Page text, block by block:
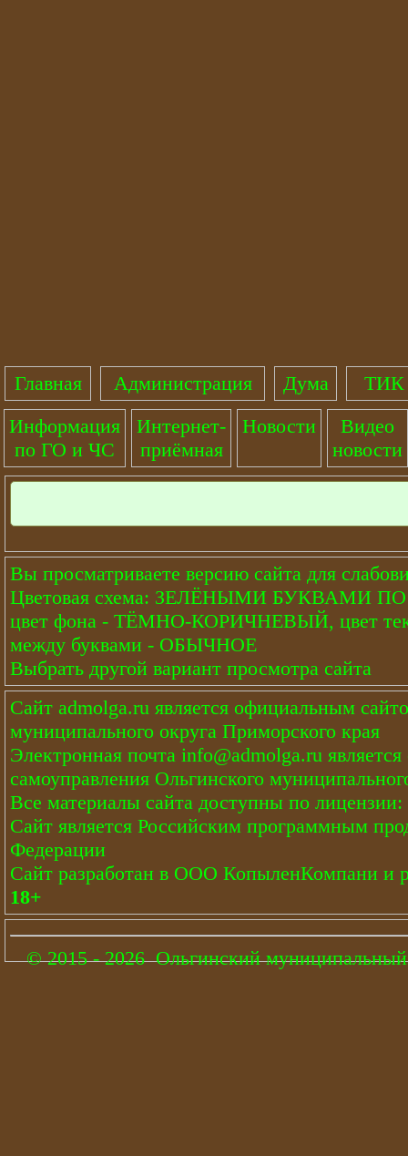
Главная Администрация Дума
ТИК
Информация
по ГО и ЧС
Интернет-
приёмная
Новости
Видео
новости
Вы просматриваете версию сайта для
Цветовая схема: ЗЕЛЁНЫМИ БУКВАМИ
цвет фона - ТЁМНО-КОРИЧНЕВЫЙ, цвет
между буквами - ОБЫЧНОЕ
Выбрать другой вариант просмотра сайта
Сайт admolga.ru является официальным
муниципального округа Приморского края
Электронная почта info@admolga.ru
самоуправления Ольгинского
Все материалы сайта доступны по лицензии:
Сайт является Российским программным
Федерации
Сайт разработан в ООО КопыленКомпани и
18+
© 2015 - 2026 Ольгинский муниципальный